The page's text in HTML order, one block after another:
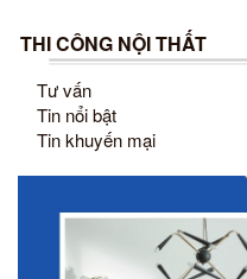
THI CÔNG NỘI THẤT
Tư vấn
Tin nổi bật
Tin khuyến mại